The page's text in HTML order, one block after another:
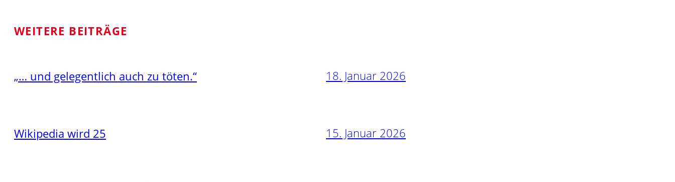
WEITERE BEITRÄGE
„… und gelegentlich auch zu töten.“ 18. Januar 2026
Wikipedia wird 25 15. Januar 2026